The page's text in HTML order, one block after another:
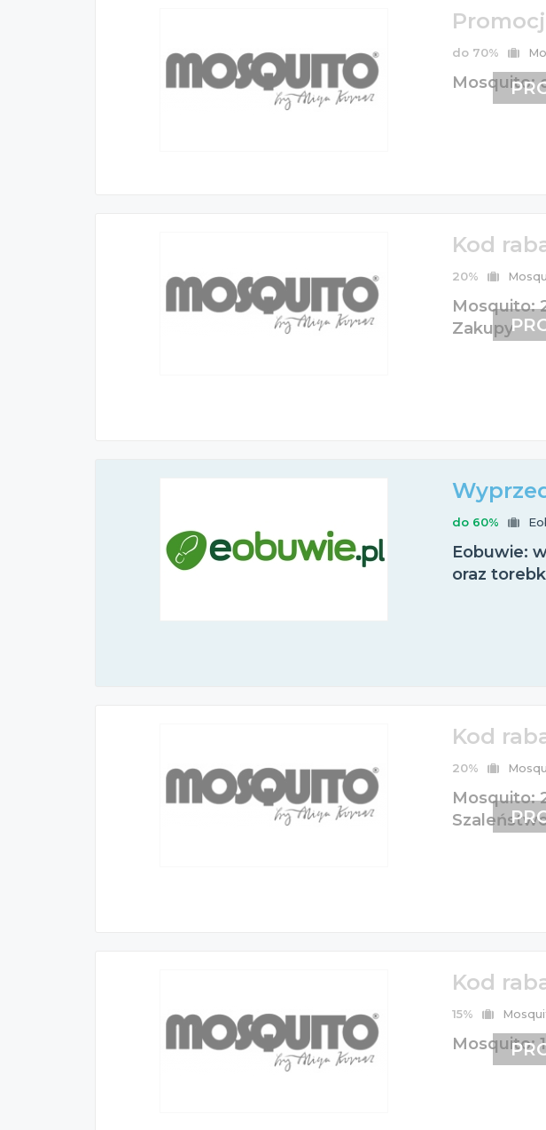
do 70%
Mosquito:
Kod
20%
Mosquito:
Zakupy
do 60%
Eobuwie:
oraz
Kod
20%
Mosquito:
Kod
15%
Mosquito: